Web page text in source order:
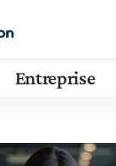
Entreprise